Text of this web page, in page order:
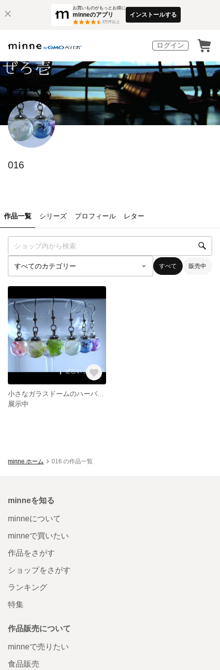
お買いものがもっとお得に
minneのアプリ
3万件以上
インストールする
ログイン
016
作品一覧 シリーズ プロフィール レター
すべて 販売中
小さなガラスドームのハーバリウム【どろっぷ】
展示中
minne ホーム 016 の作品一覧
minneを知る
minneについて
minneで買いたい
作品をさがす
ショップをさがす
ランキング
特集
作品販売について
minneで売りたい
食品販売